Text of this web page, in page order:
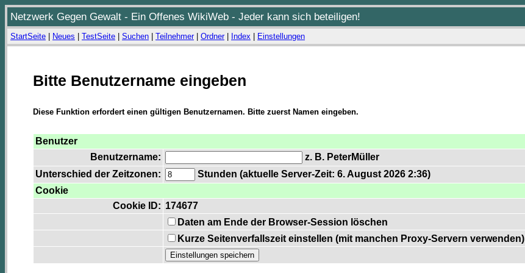
Netzwerk Gegen Gewalt - Ein Offenes WikiWeb - Jeder kann sich beteiligen!
StartSeite Neues TestSeite Suchen Teilnehmer| Ordner| Index Einstellungen
Bitte Benutzername eingeben
Diese Funktion erfordert einen gültigen Benutzernamen. Bitte zuerst Namen eingeben.
Benutzer
Benutzername:
z. B. PeterMüller
Unterschied der Zeitzonen:
Stunden (aktuelle Server-Zeit: 6. August 2026 2:36)
Cookie
Cookie ID: 174677
Daten am Ende der Browser-Session löschen
Kurze Seitenverfallszeit einstellen (mit manchen Proxy-Servern verwenden)